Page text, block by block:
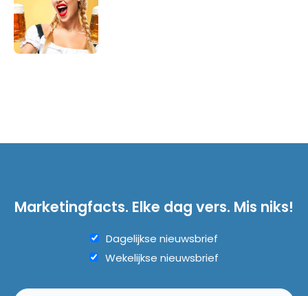
Marketingfacts. Elke dag vers. Mis niks!
Dagelijkse nieuwsbrief
Wekelijkse nieuwsbrief